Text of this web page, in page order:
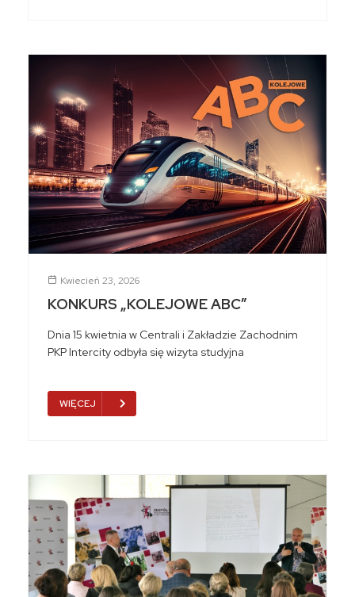
Kwiecień 23, 2026
KONKURS „KOLEJOWE ABC”
Dnia 15 kwietnia w Centrali i Zakładzie Zachodnim
PKP Intercity odbyła się wizyta studyjna
WIĘCEJ